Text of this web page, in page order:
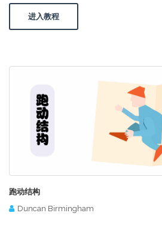
进入教程
跑动结构
Duncan Birmingham